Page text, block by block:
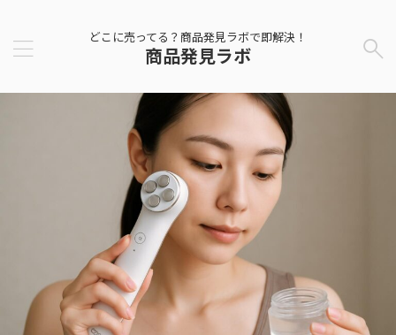
どこに売ってる？商品発見ラボで即解決！
商品発見ラボ